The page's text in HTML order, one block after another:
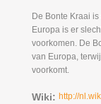
De Bonte Kraai
Europa is er
voorkomen. De
van Europa,
voorkomt.
Wiki: http://